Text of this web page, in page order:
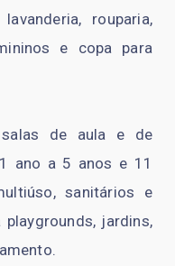
rouparia,
e copa para
de aula e de
ano a 5 anos e 11
sanitários e
playgrounds, jardins,